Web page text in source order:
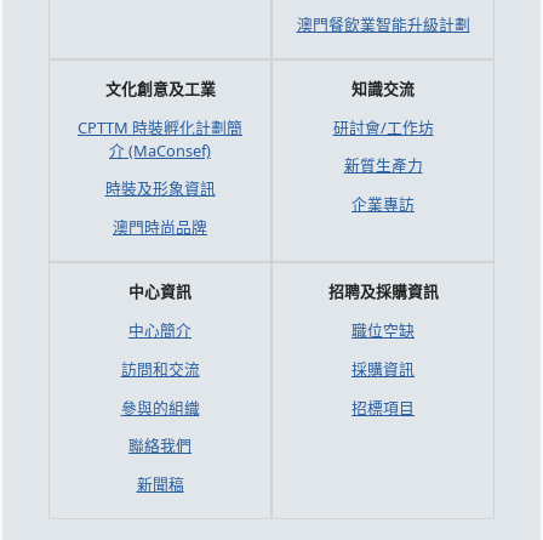
澳門餐飲業智能升級計劃
文化創意及工業
CPTTM 時裝孵化計劃簡
介 (MaConsef)
時裝及形象資訊
澳門時尚品牌
知識交流
研討會/工作坊
新質生產力
企業專訪
中心資訊
中心簡介
訪問和交流
參與的組織
聯絡我們
新聞稿
招聘及採購資訊
職位空缺
採購資訊
招標項目